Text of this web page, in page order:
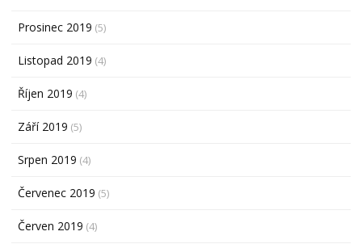
Prosinec 2019 (5)
Listopad 2019 (4)
Říjen 2019 (4)
Září 2019 (5)
Srpen 2019 (4)
Červenec 2019 (5)
Červen 2019 (4)